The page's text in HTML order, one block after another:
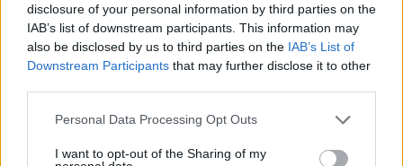
disclosure of your personal information by third parties on the
IAB’s list of downstream participants. This information may
also be disclosed by us to third parties on the IAB’s List of
Downstream Participants that may further disclose it to other
Please note that this website/app uses one or more Google
not limited to your visit or usage behaviour. You may click to
Personal Data Processing Opt Outs
I want to opt-out of the Sharing of my